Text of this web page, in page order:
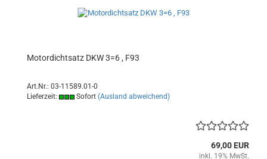
Motordichtsatz DKW 3=6 , F93
Art.Nr.: 03-11589.01-0
Lieferzeit:
Sofort (Ausland abweichend)
69,00 EUR
inkl. 19% MwSt.